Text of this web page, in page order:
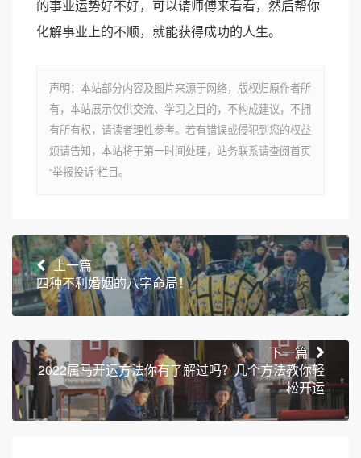
的事业运势好不好，可以请师傅来看看，然后帮你
化解事业上的不顺，就能获得成功的人生。
声明：本站部分内容及图片来源于网络，版权归原作者所
有，本站展示仅供交流、学习之目的，不构成建议，不拥
有所有权，请读者理性参考。若有错误或侵犯到您的权益
烦请告知，本站将于第一时间处理，站务联系请查阅首页
“举报投诉”栏目。
上一篇
四种不利婚姻的八字命局！
下一篇
2022属马开运方法你有了解过吗？几个方法教你轻
松开运